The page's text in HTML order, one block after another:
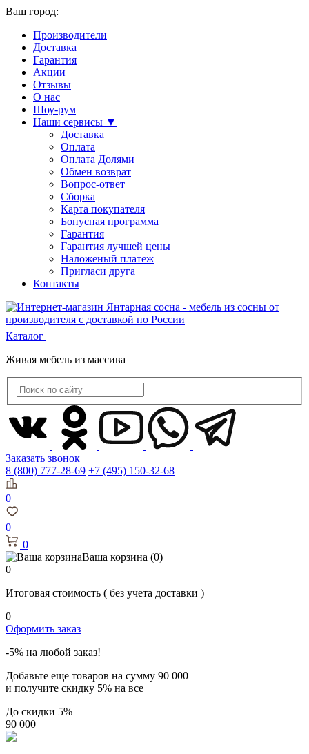
Ваш город:
Производители
Доставка
Гарантия
Акции
Отзывы
О нас
Шоу-рум
Наши сервисы ▼
Доставка
Оплата
Оплата Долями
Обмен возврат
Вопрос-ответ
Сборка
Карта покупателя
Бонусная программа
Гарантия
Гарантия лучшей цены
Наложеный платеж
Пригласи друга
Контакты
Каталог
Живая мебель из массива
Заказать звонок
8 (800) 777-28-69 +7 (495) 150-32-68
0
0
0
Ваша корзина (0)
0
Итоговая стоимость ( без учета доставки )
0
Оформить заказ
-5% на любой заказ!
Добавьте еще товаров на сумму 90 000
и получите скидку 5% на все
До скидки 5%
90 000